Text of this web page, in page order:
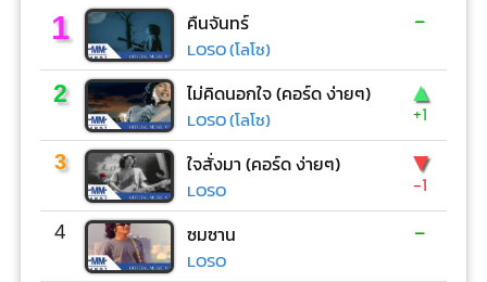
1 คืนจันทร์
LOSO (โลโซ)
-
2 ไม่คิดนอกใจ (คอร์ด ง่ายๆ)
LOSO (โลโซ)
▲
+1
3 ใจสั่งมา (คอร์ด ง่ายๆ)
LOSO
▼
-1
4 ซมซาน
LOSO
-